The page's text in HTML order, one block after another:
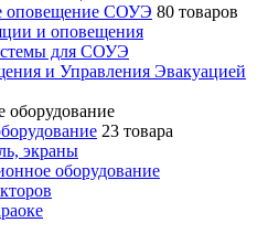
оповещение СОУЭ 80 товаров
и оповещения
для СОУЭ
и Управления Эвакуацией
23 товара
экраны
оборудование